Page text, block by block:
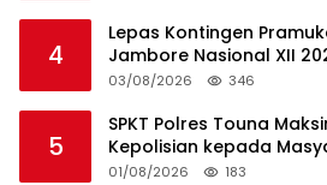
4
Lepas Kontingen
Jambore Nasional XII
Surya
03/08/2026 346
5
SPKT Polres Touna
Kepolisian kepada
01/08/2026 183